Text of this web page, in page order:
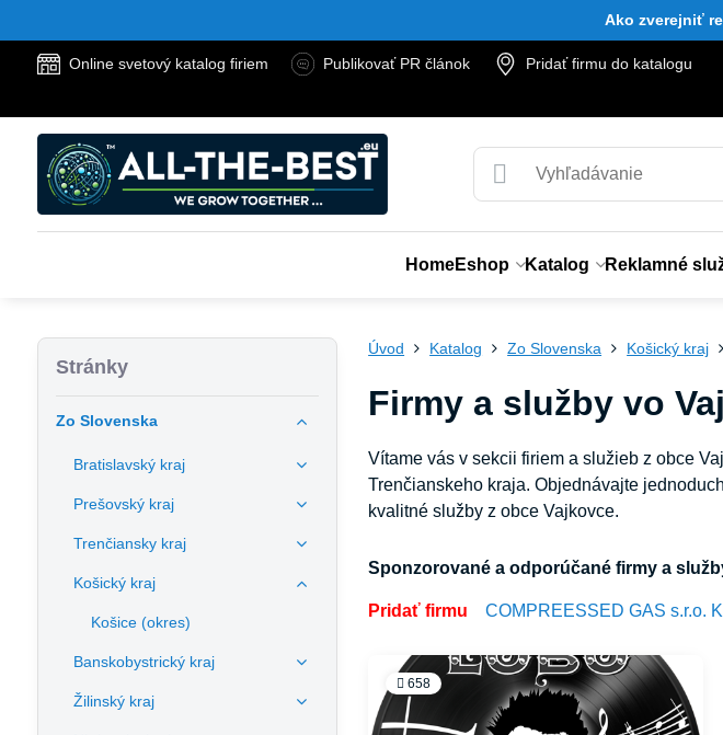
Ako zverejniť
Online svetový katalog firiem Publikovať PR článok
Pridať firmu do katalogu
HomeEshop Katalog Reklamné
Úvod Katalog Zo Slovenska Košický kraj
Firmy a služby vo
Vítame vás v sekcii firiem a služieb z obce
Trenčianskeho kraja. Objednávajte
kvalitné služby z obce Vajkovce.
Sponzorované a odporúčané firmy a
Pridať firmu COMPREESSED GAS s.r.o.
658
Stránky
Zo Slovenska
Bratislavský kraj
Prešovský kraj
Trenčiansky kraj
Košický kraj
Košice (okres)
Banskobystrický kraj
Žilinský kraj